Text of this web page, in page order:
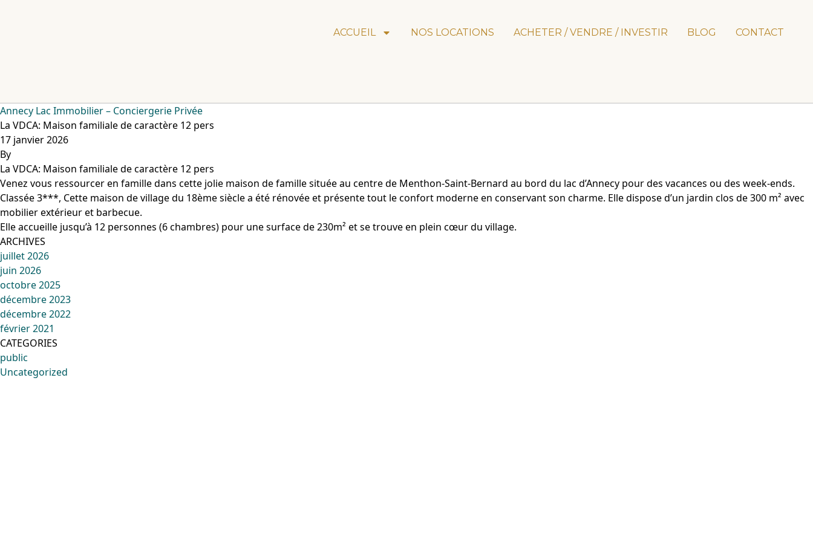
ACCUEIL NOS LOCATIONS ACHETER / VENDRE / INVESTIR BLOG CONTACT
Aller au contenu
Annecy Lac Immobilier – Conciergerie Privée
La VDCA: Maison familiale de caractère 12 pers
17 janvier 2026
By
La VDCA: Maison familiale de caractère 12 pers
Venez vous ressourcer en famille dans cette jolie maison de famille située au centre de Menthon-Saint-Bernard au bord du lac d’Annecy pour des vacances ou des week-ends.
Classée 3***, Cette maison de village du 18ème siècle a été rénovée et présente tout le confort moderne en conservant son charme. Elle dispose d’un jardin clos de 300 m² avec
mobilier extérieur et barbecue.
Elle accueille jusqu’à 12 personnes (6 chambres) pour une surface de 230m² et se trouve en plein cœur du village.
ARCHIVES
juillet 2026
juin 2026
octobre 2025
décembre 2023
décembre 2022
février 2021
CATEGORIES
public
Uncategorized